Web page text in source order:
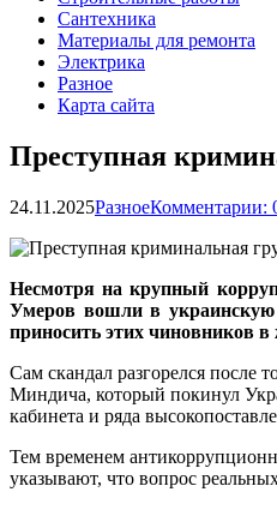
Сантехника
Материалы для ремонта
Электрика
Разное
Карта сайта
Преступная
24.11.2025РазноеКомментарии:
Несмотря на крупный
Умеров вошли в украинскую
приносить этих чиновников
Сам скандал разгорелся после
Миндича, который покинул
кабинета и ряда
Тем временем
указывают, что вопрос